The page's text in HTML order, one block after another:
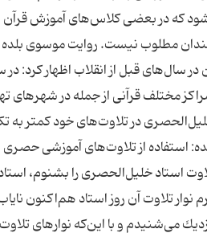
كه در بعضی كلاس‌های آموزش قرآن
مطلوب نیست. روایت موسوی بلده
سال‌های قبل از انقلاب اظهار كرد:
مراكز مختلف قرآنی از جمله در
در تلاوت‌های خود كمتر
استفاده از تلاوت‌های آموزشی
استاد خلیل‌الحصری را بشنوم،
نوار تلاوت آن روز استاد هم‌اكنون
می‌شنیدم و با این‌كه نوارهای